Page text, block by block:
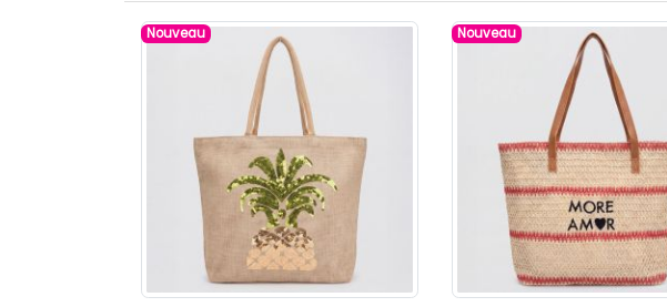
Nouveau Nouveau